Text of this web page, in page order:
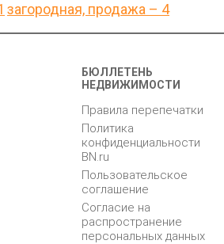
загородная, продажа – 4
БЮЛЛЕТЕНЬ
НЕДВИЖИМОСТИ
Правила перепечатки
Политика
конфиденциальности
BN.ru
Пользовательское
соглашение
Согласие на
распространение
персональных данных